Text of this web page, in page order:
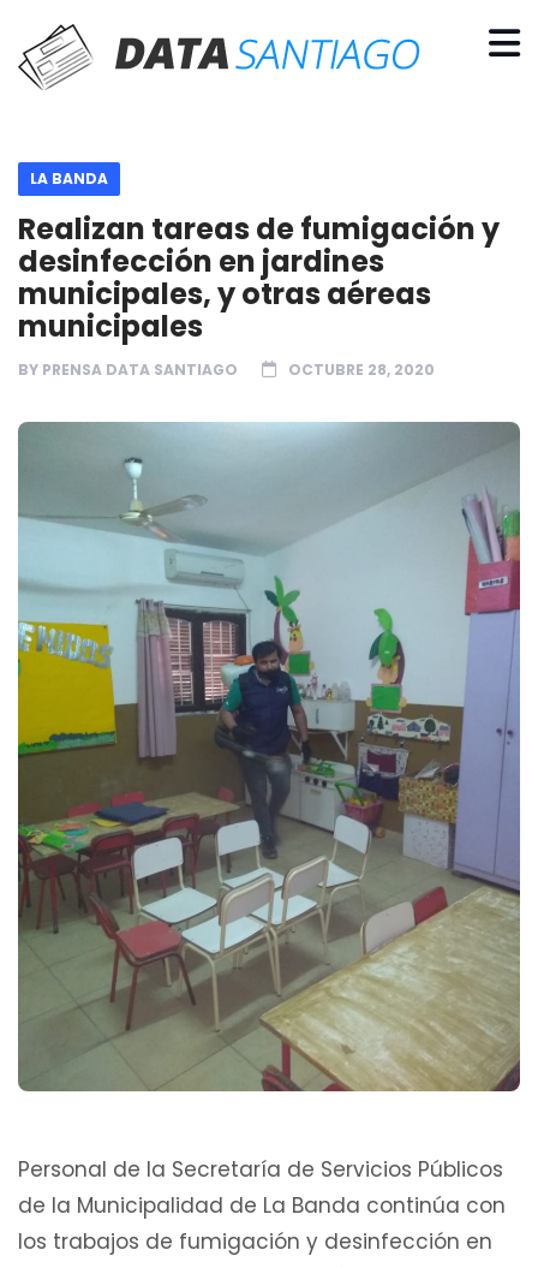
LA BANDA
Realizan tareas de fumigación y
desinfección en jardines
municipales, y otras aéreas
municipales
BY PRENSA DATA SANTIAGO OCTUBRE 28, 2020
Personal de la Secretaría de Servicios Públicos
de la Municipalidad de La Banda continúa con
los trabajos de fumigación y desinfección en